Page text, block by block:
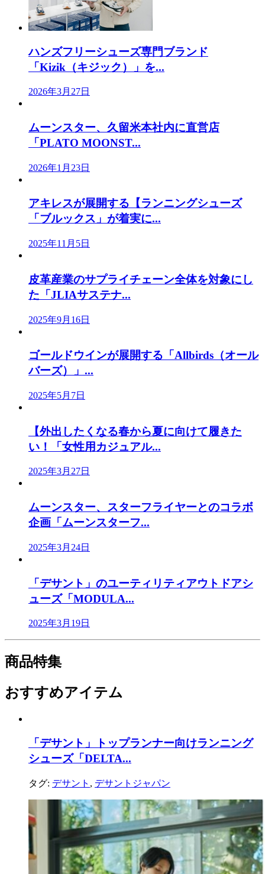
ハンズフリーシューズ専門ブランド
「Kizik（キジック）」を...
2026年3月27日
ムーンスター、久留米本社内に直営店
「PLATO MOONST...
2026年1月23日
アキレスが展開する【ランニングシューズ
「ブルックス」が着実に...
2025年11月5日
皮革産業のサプライチェーン全体を対象にし
た「JLIAサステナ...
2025年9月16日
ゴールドウインが展開する「Allbirds（オール
バーズ）」...
2025年5月7日
【外出したくなる春から夏に向けて履きた
い！「女性用カジュアル...
2025年3月27日
ムーンスター、スターフライヤーとのコラボ
企画「ムーンスターフ...
2025年3月24日
「デサント」のユーティリティアウトドアシ
ューズ「MODULA...
2025年3月19日
商品特集
おすすめアイテム
「デサント」トップランナー向けランニング
シューズ「DELTA...
タグ: デサント , デサントジャパン